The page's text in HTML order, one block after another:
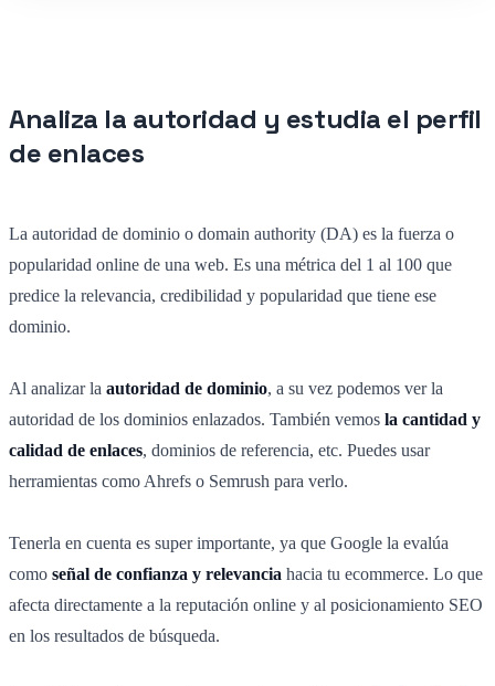
Analiza la autoridad y estudia el perfil
de enlaces
La autoridad de dominio o domain authority (DA) es la fuerza o
popularidad online de una web. Es una métrica del 1 al 100 que
predice la relevancia, credibilidad y popularidad que tiene ese
dominio.
Al analizar la autoridad de dominio, a su vez podemos ver la
autoridad de los dominios enlazados. También vemos la cantidad y
calidad de enlaces, dominios de referencia, etc. Puedes usar
herramientas como Ahrefs o Semrush para verlo.
Tenerla en cuenta es super importante, ya que Google la evalúa
como señal de confianza y relevancia hacia tu ecommerce. Lo que
afecta directamente a la reputación online y al posicionamiento SEO
en los resultados de búsqueda.